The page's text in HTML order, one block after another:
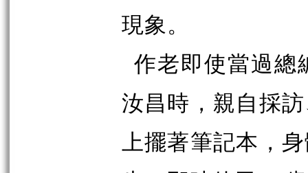
現象。
作老即使當過總
汝昌時，親自採
上擺著筆記本，